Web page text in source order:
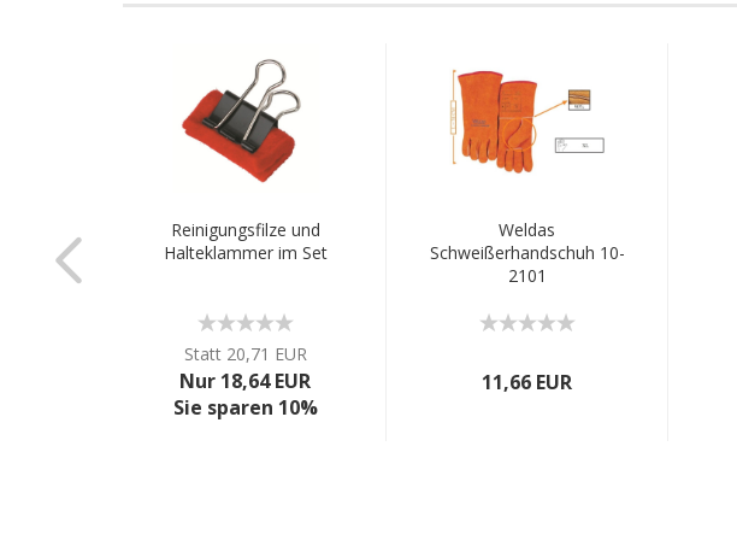
Reinigungsfilze und
Halteklammer im Set
Statt 20,71 EUR
Nur 18,64 EUR
Sie sparen 10%
Weldas
Schweißerhandschuh 10-
2101
11,66 EUR